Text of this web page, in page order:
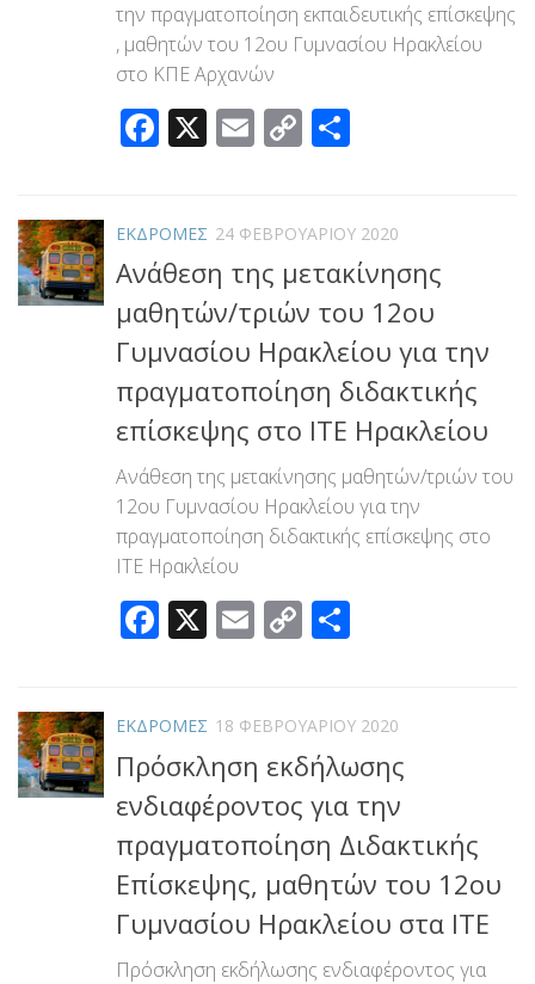
την πραγματοποίηση εκπαιδευτικής επίσκεψης
, μαθητών του 12ου Γυμνασίου Ηρακλείου
στο ΚΠΕ Αρχανών
Facebook
X Email
Copy
ΕΚΔΡΟΜΕΣ 24 ΦΕΒΡΟΥΑΡΊΟΥ 2020
Ανάθεση της μετακίνησης
μαθητών/τριών του 12ου
Γυμνασίου Ηρακλείου για την
πραγματοποίηση διδακτικής
επίσκεψης στo ΙΤΕ Ηρακλείου
Ανάθεση της μετακίνησης μαθητών/τριών του
12ου Γυμνασίου Ηρακλείου για την
πραγματοποίηση διδακτικής επίσκεψης στo
ΙΤΕ Ηρακλείου
Facebook
X Email
Copy
ΕΚΔΡΟΜΕΣ 18 ΦΕΒΡΟΥΑΡΊΟΥ 2020
Πρόσκληση εκδήλωσης
ενδιαφέροντος για την
πραγματοποίηση Διδακτικής
Επίσκεψης, μαθητών του 12ου
Γυμνασίου Ηρακλείου στα ΙΤΕ
Πρόσκληση εκδήλωσης ενδιαφέροντος για